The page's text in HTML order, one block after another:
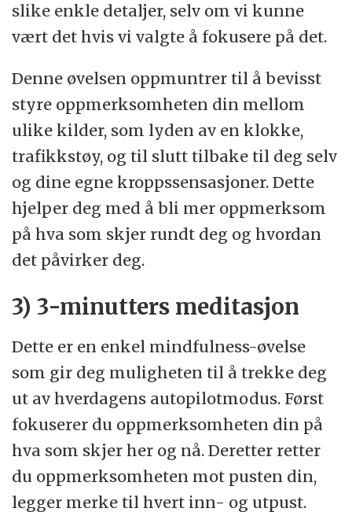
slike enkle detaljer, selv om vi kunne
vært det hvis vi valgte å fokusere på det.
Denne øvelsen oppmuntrer til å bevisst
styre oppmerksomheten din mellom
ulike kilder, som lyden av en klokke,
trafikkstøy, og til slutt tilbake til deg selv
og dine egne kroppssensasjoner. Dette
hjelper deg med å bli mer oppmerksom
på hva som skjer rundt deg og hvordan
det påvirker deg.
3) 3-minutters meditasjon
Dette er en enkel mindfulness-øvelse
som gir deg muligheten til å trekke deg
ut av hverdagens autopilotmodus. Først
fokuserer du oppmerksomheten din på
hva som skjer her og nå. Deretter retter
du oppmerksomheten mot pusten din,
legger merke til hvert inn- og utpust.